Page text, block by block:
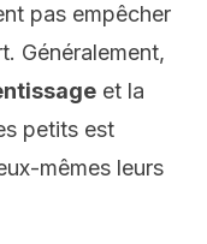
pas empêcher
Généralement,
et la
petits est
mêmes leurs